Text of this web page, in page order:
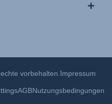
vorbehalten.Impressum
AGBNutzungsbedingungen